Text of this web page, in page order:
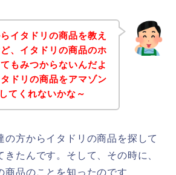
イタドリの商品を教え
、イタドリの商品のホ
もみつからないんだよ
ドリの商品をアマゾン
てくれないかな～
の方からイタドリの商品を探して
たんです。そして、その時に、
商品のことを知ったのです